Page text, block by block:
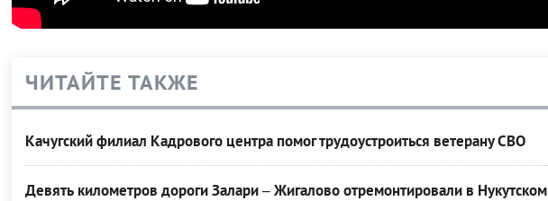
ЧИТАЙТЕ ТАКЖЕ
Качугский филиал Кадрового центра помог трудоустроиться ветерану СВО
Девять километров дороги Залари – Жигалово отремонтировали в Нукутском